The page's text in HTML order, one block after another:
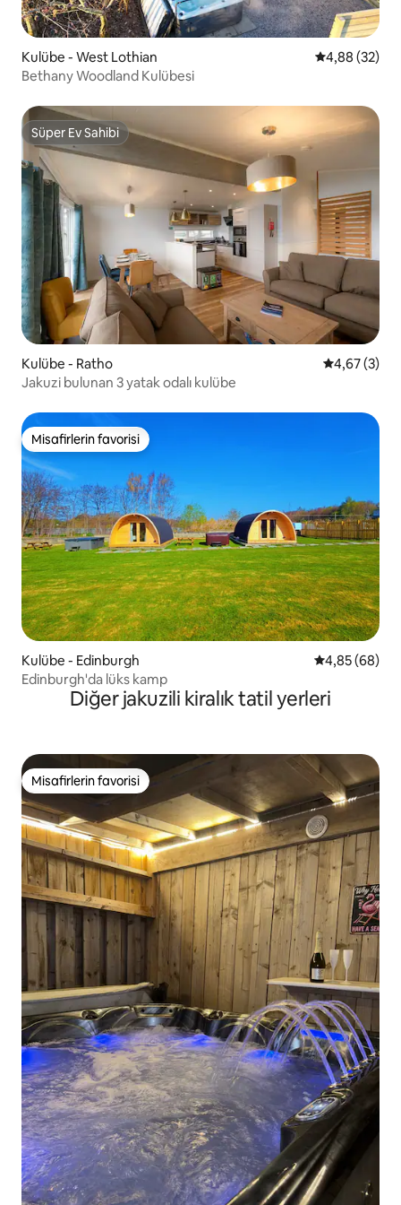
Kulübe - West Lothian 5 üzerinden
4,88 (32)
Bethany Woodland Kulübesi
Süper Ev Sahibi
Süper Ev Sahibi
Kulübe - Ratho 5 üzerinden
4,67 (3)
Jakuzi bulunan 3 yatak odalı kulübe
Misafirlerin favorisi
Misafirlerin favorisi
Kulübe - Edinburgh 5 üzerinden
4,85 (68)
Edinburgh'da lüks kamp
Diğer jakuzili kiralık tatil yerleri
Misafirlerin favorisi
Misafirlerin favorisi